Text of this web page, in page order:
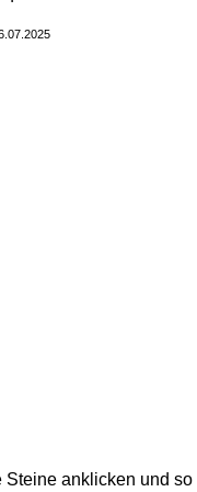
anklicken und so